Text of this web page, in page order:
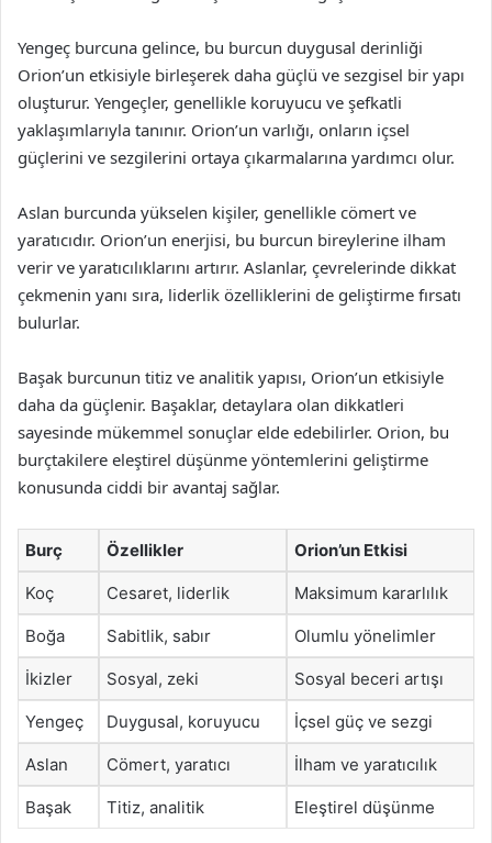
Yengeç burcuna gelince, bu burcun duygusal derinliği
Orion’un etkisiyle birleşerek daha güçlü ve sezgisel bir yapı
oluşturur. Yengeçler, genellikle koruyucu ve şefkatli
yaklaşımlarıyla tanınır. Orion’un varlığı, onların içsel
güçlerini ve sezgilerini ortaya çıkarmalarına yardımcı olur.
Aslan burcunda yükselen kişiler, genellikle cömert ve
yaratıcıdır. Orion’un enerjisi, bu burcun bireylerine ilham
verir ve yaratıcılıklarını artırır. Aslanlar, çevrelerinde dikkat
çekmenin yanı sıra, liderlik özelliklerini de geliştirme fırsatı
bulurlar.
Başak burcunun titiz ve analitik yapısı, Orion’un etkisiyle
daha da güçlenir. Başaklar, detaylara olan dikkatleri
sayesinde mükemmel sonuçlar elde edebilirler. Orion, bu
burçtakilere eleştirel düşünme yöntemlerini geliştirme
konusunda ciddi bir avantaj sağlar.
Burç Özellikler Orion’un Etkisi
Koç Cesaret, liderlik Maksimum kararlılık
Boğa Sabitlik, sabır Olumlu yönelimler
İkizler Sosyal, zeki Sosyal beceri artışı
Yengeç Duygusal, koruyucu İçsel güç ve sezgi
Aslan Cömert, yaratıcı İlham ve yaratıcılık
Başak Titiz, analitik Eleştirel düşünme